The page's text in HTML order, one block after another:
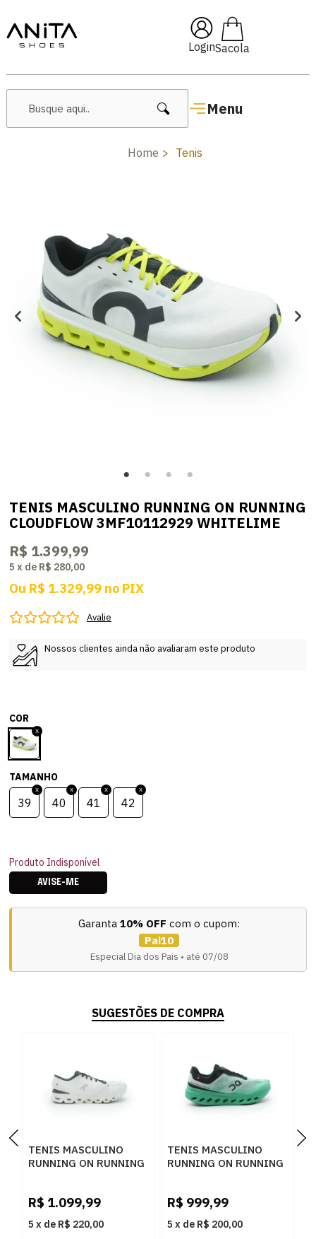
Login
Menu
🔥 Lançamentos Femininos
Home Tenis
TENIS MASCULINO RUNNING ON RUNNING
CLOUDFLOW 3MF10112929 WHITELIME
R$ 1.399,99
5 x de R$ 280,00
Ou R$ 1.329,99 no PIX
Avalie
Nossos clientes ainda não avaliaram este produto
COR
TAMANHO
39 40 41 42
Produto Indisponível
AVISE-ME
Garanta 10% OFF com o cupom:
Pai10
Especial Dia dos Pais • até 07/08
SUGESTÕES DE COMPRA
TENIS MASCULINO
RUNNING ON RUNNING
R$ 1.099,99
5 x de R$ 220,00
TENIS MASCULINO
RUNNING ON RUNNING
MINTBLACK
R$ 999,99
5 x de R$ 200,00